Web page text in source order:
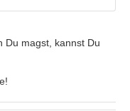
Du magst, kannst Du